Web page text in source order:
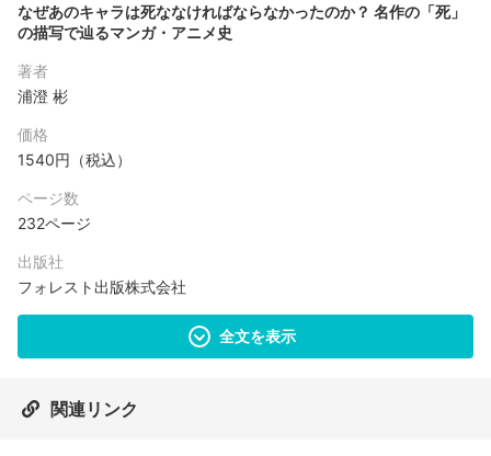
なぜあのキャラは死ななければならなかったのか？ 名作の「死」
の描写で辿るマンガ・アニメ史
著者
浦澄 彬
価格
1540円（税込）
ページ数
232ページ
出版社
フォレスト出版株式会社
全文を表示
関連リンク